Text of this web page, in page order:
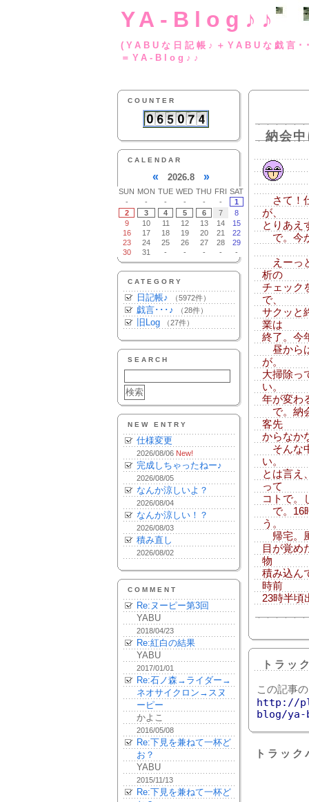
YA-Blog♪♪
(YABUな日記帳♪
＝YA-Blog♪♪
COUNTER
CALENDAR
« 2026.8 »
SUN MON TUE WED THU FRI SAT
-
- - - - -
1
2
3 4 5 6 7
8
9
10 11 12 13 14
15
16
17 18 19 20 21
22
23
24 25 26 27 28
29
30
31 - - - - -
CATEGORY
日記帳♪ （5972件）
戯言･･･♪ （28件）
旧Log （27件）
SEARCH
NEW ENTRY
仕様変更
2026/08/06 New!
完成しちゃったねー♪
2026/08/05
なんか涼しいよ？
2026/08/04
なんか涼しい！？
2026/08/03
積み直し
2026/08/02
COMMENT
Re:ヌーピー第3回
YABU
2018/04/23
Re:紅白の結果
YABU
2017/01/01
Re:石ノ森→ライダー→
ネオサイクロン→スヌ
ーピー
かよこ
2016/05/08
Re:下見を兼ねて一杯ど
お？
YABU
2015/11/13
Re:下見を兼ねて一杯ど
納会
さて！
が、
とりあえ
で。今
えーっ
析の
チェック
で、
サクッと
業は
終了。今
昼から
が。
大掃除っ
い。
年が変わ
で。納
客先
からなか
そんな
い。
とは言え
って
コトで。
で。16
う。
帰宅。
目が覚め
物
積み込ん
時前
23時半頃
トラッ
この記事
http://
blog/ya-
トラッ